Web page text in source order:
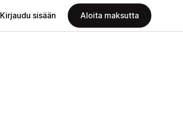
Kirjaudu sisään Aloita maksutta